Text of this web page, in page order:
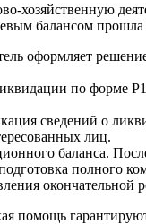
балансом прошла
оформляет
по форме
сведений о
лиц.
баланса.
полного
помощь